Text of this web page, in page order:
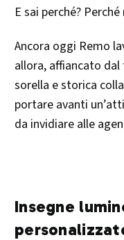
E sai perché?
Ancora oggi Remo
allora, affiancato
sorella e storica
portare avanti
da invidiare alle
Insegne